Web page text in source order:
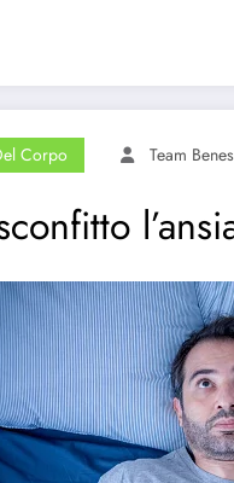
Corpo Team